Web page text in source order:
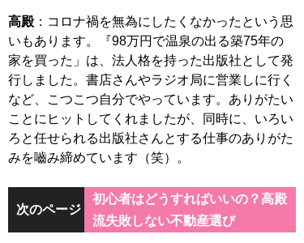
高殿：コロナ禍を無為にしたくなかったという思
いもあります。『98万円で温泉の出る築75年の
家を買った」は、法人格を持った出版社として発
行しました。書店さんやラジオ局に営業しに行く
など、こつこつ自分でやっています。ありがたい
ことにヒットしてくれましたが、同時に、いろい
ろと任せられる出版社さんとする仕事のありがた
みを嚙み締めています（笑）。
次のページ
初心者はどうすればいいの？高殿
流失敗しない不動産選び